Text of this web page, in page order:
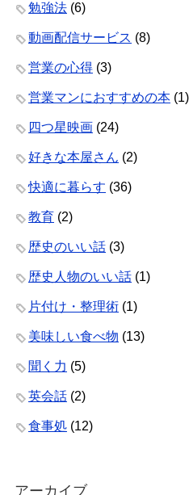
勉強法 (6)
動画配信サービス (8)
営業の心得 (3)
営業マンにおすすめの本 (1)
四つ星映画 (24)
好きな本屋さん (2)
快適に暮らす (36)
教育 (2)
歴史のいい話 (3)
歴史人物のいい話 (1)
片付け・整理術 (1)
美味しい食べ物 (13)
聞く力 (5)
英会話 (2)
食事処 (12)
アーカイブ